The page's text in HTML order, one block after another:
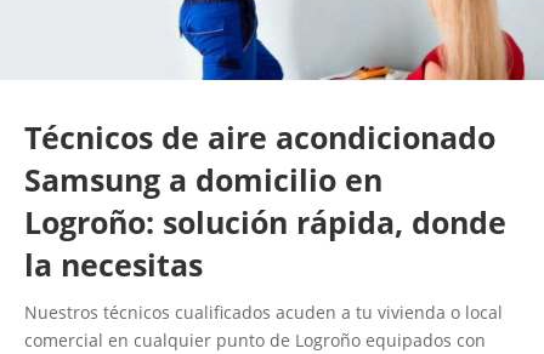
Técnicos de aire acondicionado
Samsung a domicilio en
Logroño: solución rápida, donde
la necesitas
Nuestros técnicos cualificados acuden a tu vivienda o local
comercial en cualquier punto de Logroño equipados con